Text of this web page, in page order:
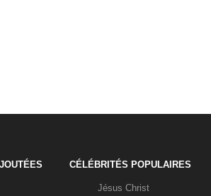
CÉLÉBRITÉS POPULAIRES
Jésus Christ